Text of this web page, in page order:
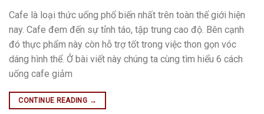
Cafe là loại thức uống phổ biến nhất trên toàn thế giới hiện
nay. Cafe đem đến sự tỉnh táo, tập trung cao độ. Bên cạnh
đó thực phẩm này còn hỗ trợ tốt trong việc thon gọn vóc
dáng hình thể. Ở bài viết này chúng ta cùng tìm hiểu 6 cách
uống cafe giảm
CONTINUE READING →